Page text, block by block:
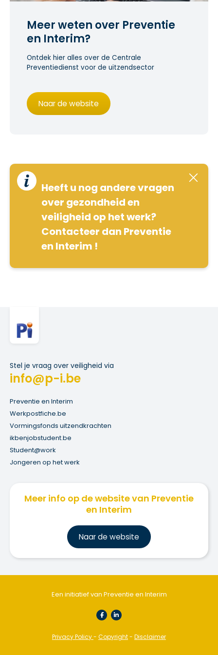
Meer weten over Preventie
en Interim?
Ontdek hier alles over de Centrale
Preventiedienst voor de uitzendsector
Naar de website
Heeft u nog andere vragen
over gezondheid en
veiligheid op het werk?
Contacteer dan Preventie
en Interim !
Stel je vraag over veiligheid via
info@p-i.be
Preventie en Interim
Werkpostfiche.be
Vormingsfonds uitzendkrachten
ikbenjobstudent.be
Student@work
Jongeren op het werk
Meer info op de website van Preventie
en Interim
Naar de website
Een initiatief van Preventie en Interim
Privacy Policy- Copyright- Disclaimer